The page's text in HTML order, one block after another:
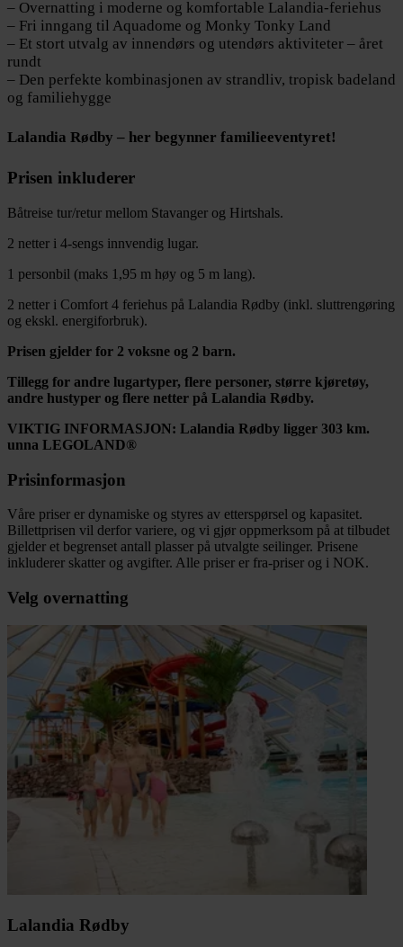
– Overnatting i moderne og komfortable Lalandia-feriehus
– Fri inngang til Aquadome og Monky Tonky Land
– Et stort utvalg av innendørs og utendørs aktiviteter – året
rundt
– Den perfekte kombinasjonen av strandliv, tropisk badeland
og familiehygge
Lalandia Rødby – her begynner familieeventyret!
Prisen inkluderer
Båtreise tur/retur mellom Stavanger og Hirtshals.
2 netter i 4-sengs innvendig lugar.
1 personbil (maks 1,95 m høy og 5 m lang).
2 netter i Comfort 4 feriehus på Lalandia Rødby (inkl. sluttrengøring
og ekskl. energiforbruk).
Prisen gjelder for 2 voksne og 2 barn.
Tillegg for andre lugartyper, flere personer, større kjøretøy,
andre hustyper og flere netter på Lalandia Rødby.
VIKTIG INFORMASJON: Lalandia Rødby ligger 303 km.
unna LEGOLAND®
Prisinformasjon
Våre priser er dynamiske og styres av etterspørsel og kapasitet.
Billettprisen vil derfor variere, og vi gjør oppmerksom på at tilbudet
gjelder et begrenset antall plasser på utvalgte seilinger. Prisene
inkluderer skatter og avgifter. Alle priser er fra-priser og i NOK.
Velg overnatting
Lalandia Rødby